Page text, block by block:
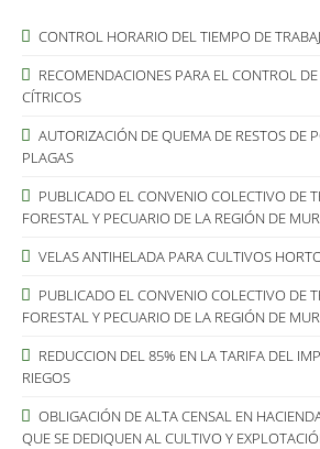
CONTROL HORARIO DEL TIEMPO DE
RECOMENDACIONES PARA EL CONTROL
CÍTRICOS
AUTORIZACIÓN DE QUEMA DE RESTOS DE
PLAGAS
PUBLICADO EL CONVENIO COLECTIVO DE
FORESTAL Y PECUARIO DE LA REGIÓN DE
VELAS ANTIHELADA PARA CULTIVOS
PUBLICADO EL CONVENIO COLECTIVO DE
FORESTAL Y PECUARIO DE LA REGIÓN DE
REDUCCION DEL 85% EN LA TARIFA DEL
RIEGOS
OBLIGACIÓN DE ALTA CENSAL EN
QUE SE DEDIQUEN AL CULTIVO Y